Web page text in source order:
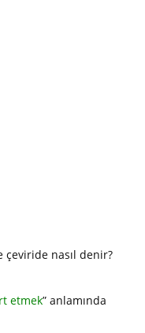
nasıl denir?
et­mek” anlamında